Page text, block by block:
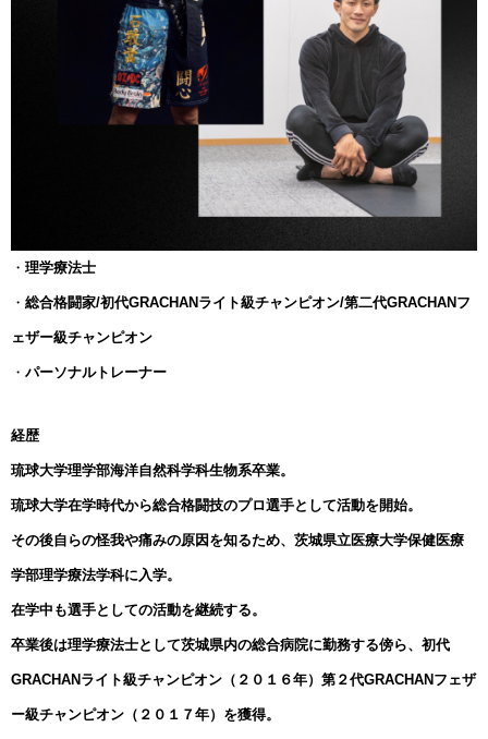
・ 理学療法士
・ 総合格闘家/初代GRACHANライト級チャンピオン/第二代GRACHANフ
ェザー級チャンピオン
・ パーソナルトレーナー
経歴
琉球大学理学部海洋自然科学科生物系卒業。
琉球大学在学時代から総合格闘技のプロ選手として活動を開始。
その後自らの怪我や痛みの原因を知るため、茨城県立医療大学保健医療
学部理学療法学科に入学。
在学中も選手としての活動を継続する。
卒業後は理学療法士として茨城県内の総合病院に勤務する傍ら、初代
GRACHANライト級チャンピオン（２０１６年）第２代GRACHANフェザ
ー級チャンピオン（２０１７年）を獲得。